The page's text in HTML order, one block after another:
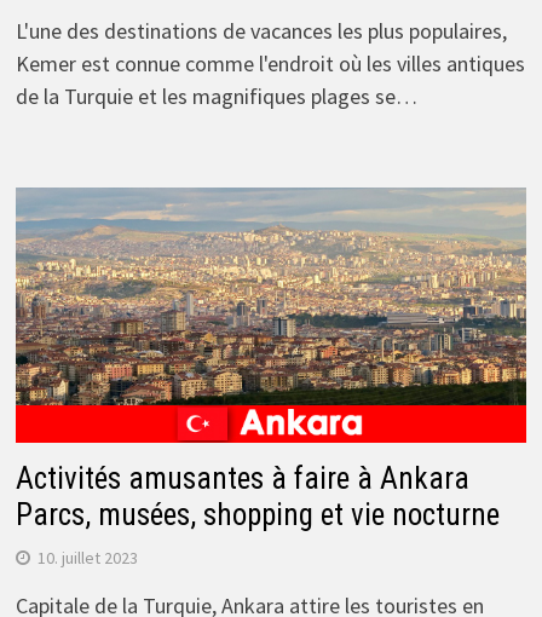
L'une des destinations de vacances les plus populaires,
Kemer est connue comme l'endroit où les villes antiques
de la Turquie et les magnifiques plages se…
Activités amusantes à faire à Ankara
Parcs, musées, shopping et vie nocturne
10. juillet 2023
Capitale de la Turquie, Ankara attire les touristes en